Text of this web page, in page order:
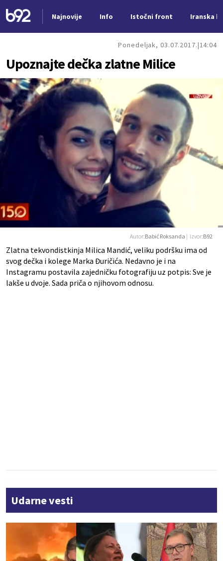
Najnovije Info Istočni front Iranska
Ponedeljak, 03.07.2017. 14:04
Upoznajte dečka zlatne Milice
Autor:Babić Roksanda | Izvor:B92
Zlatna tekvondistkinja Milica Mandić, veliku podršku ima od
svog dečka i kolege Marka Đuričića. Nedavno je i na
Instagramu postavila zajedničku fotografiju uz potpis: Sve je
lakše u dvoje. Sada priča o njihovom odnosu.
Udarne vesti